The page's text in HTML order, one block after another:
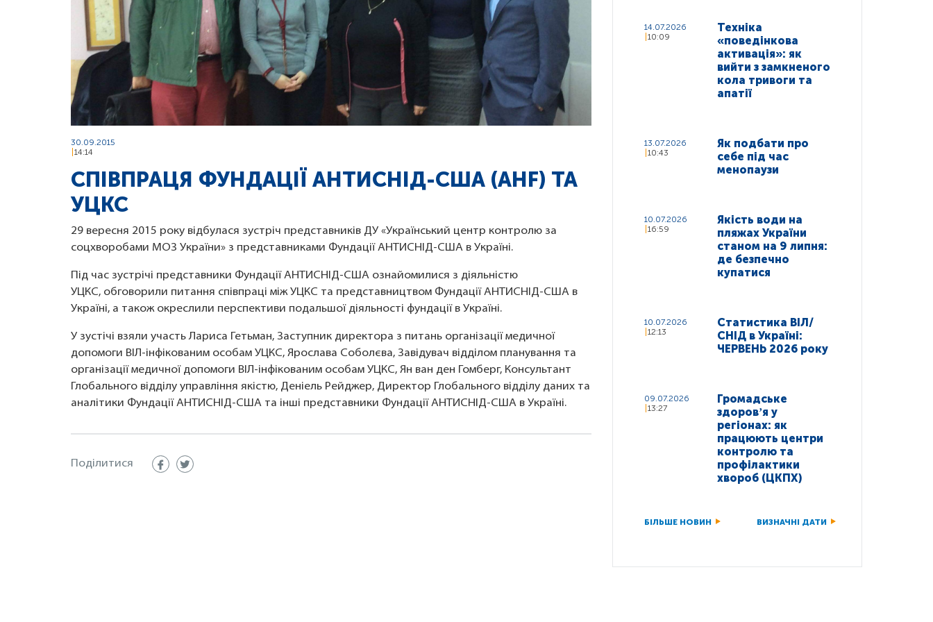
30.09.2015
14:14
СПІВПРАЦЯ ФУНДАЦІЇ АНТИСНІД-США (AHF) ТА
УЦКС
29 вересня 2015 року відбулася зустріч представників ДУ «Український центр контролю за
соцхворобами МОЗ України» з представниками Фундації АНТИСНІД-США в Україні.
Під час зустрічі представники Фундації АНТИСНІД-США ознайомилися з діяльністю
УЦКС, обговорили питання співпраці між УЦКС та представництвом Фундації АНТИСНІД-США в
Україні, а також окреслили перспективи подальшої діяльності фундації в Україні.
У зустічі взяли участьЛариса Гетьман, Заступник директора з питань організації медичної
допомоги ВІЛ-інфікованим особам УЦКС, Ярослава Соболєва, Завідувач відділом планування та
організації медичної допомоги ВІЛ-інфікованим особам УЦКС, Ян ван ден Гомберг, Консультант
Глобального відділу управління якістю, Деніель Рейджер, Директор Глобального відділу даних та
аналітики Фундації АНТИСНІД-США та інші представники Фундації АНТИСНІД-США в Україні.
Поділитися
14.07.2026
10:09
Техніка
«поведінкова
активація»: як
вийти з замкненого
кола тривоги та
апатії
13.07.2026
10:43
Як подбати про
себе під час
менопаузи
10.07.2026
16:59
Якість води на
пляжах України
станом на 9 липня:
де безпечно
купатися
10.07.2026
12:13
Статистика ВІЛ/
СНІД в Україні:
ЧЕРВЕНЬ 2026 року
09.07.2026
13:27
Громадське
здоровʼя у
регіонах: як
працюють центри
контролю та
профілактики
хвороб (ЦКПХ)
БІЛЬШЕ НОВИН ВИЗНАЧНІ ДАТИ